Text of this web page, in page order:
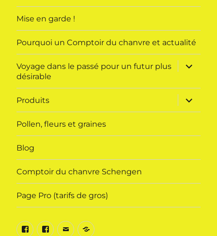
Mise en garde !
Pourquoi un Comptoir du chanvre et actualité
Voyage dans le passé pour un futur plus
désirable
ouvrir
le
menu
Produits
ouvrir
le
sous-
Pollen, fleurs et graines
Blog
Comptoir du chanvre Schengen
Page Pro (tarifs de gros)
FacebookFacebook
E- Mon